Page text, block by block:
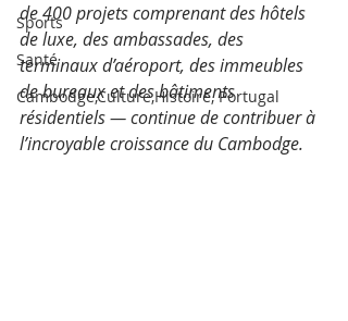
Sports
Santé
Cambodge,Culture,Histoire, Portugal
de 400 projets comprenant des hôtels
de luxe, des ambassades, des
terminaux d’aéroport, des immeubles
de bureaux et des bâtiments
résidentiels — continue de contribuer à
l’incroyable croissance du Cambodge.